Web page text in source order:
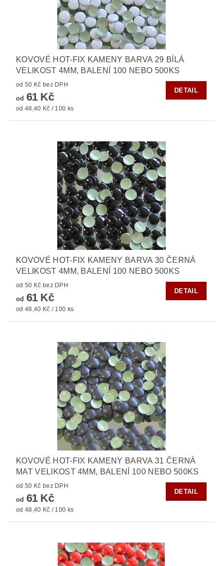
KOVOVÉ HOT-FIX KAMENY BARVA 29 BÍLÁ
VELIKOST 4MM, BALENÍ 100 NEBO 500KS
od 50 Kč bez DPH
od 61 Kč
od 48,40 Kč / 100 ks
DETAIL
KOVOVÉ HOT-FIX KAMENY BARVA 30 ČERNÁ
VELIKOST 4MM, BALENÍ 100 NEBO 500KS
od 50 Kč bez DPH
od 61 Kč
od 48,40 Kč / 100 ks
DETAIL
KOVOVÉ HOT-FIX KAMENY BARVA 31 ČERNÁ
MAT VELIKOST 4MM, BALENÍ 100 NEBO 500KS
od 50 Kč bez DPH
od 61 Kč
od 48,40 Kč / 100 ks
DETAIL